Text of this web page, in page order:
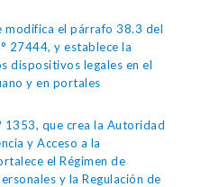
modifica el párrafo 38.3 del
27444, y establece la
dispositivos legales en el
y en portales
1353, que crea la Autoridad
y Acceso a la
el Régimen de
y la Regulación de